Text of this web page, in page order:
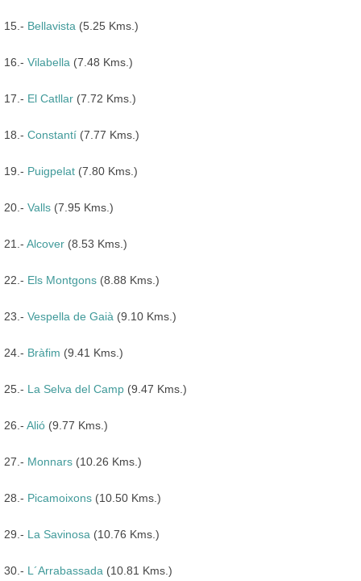
15.- Bellavista (5.25 Kms.)
16.- Vilabella (7.48 Kms.)
17.- El Catllar (7.72 Kms.)
18.- Constantí (7.77 Kms.)
19.- Puigpelat (7.80 Kms.)
20.- Valls (7.95 Kms.)
21.- Alcover (8.53 Kms.)
22.- Els Montgons (8.88 Kms.)
23.- Vespella de Gaià (9.10 Kms.)
24.- Bràfim (9.41 Kms.)
25.- La Selva del Camp (9.47 Kms.)
26.- Alió (9.77 Kms.)
27.- Monnars (10.26 Kms.)
28.- Picamoixons (10.50 Kms.)
29.- La Savinosa (10.76 Kms.)
30.- L´Arrabassada (10.81 Kms.)